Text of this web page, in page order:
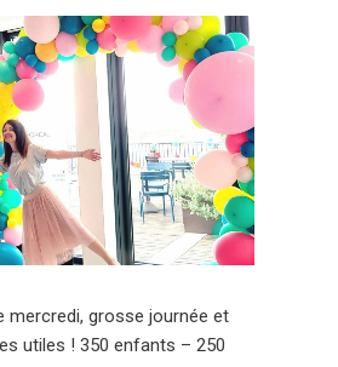
mercredi, grosse journée et
utiles ! 350 enfants – 250